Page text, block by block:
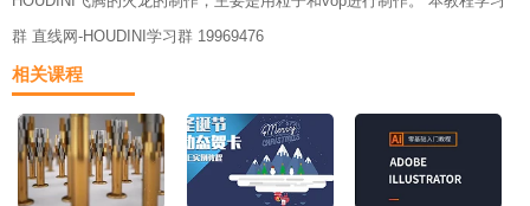
群 直线网-HOUDINI学习群 19969476
相关课程